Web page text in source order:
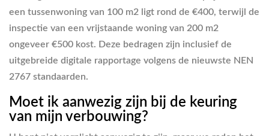
een tussenwoning van 100 m2 ligt rond de €400, terwijl de
inspectie van een vrijstaande woning van 200 m2
ongeveer €500 kost. Deze bedragen zijn inclusief de
uitgebreide digitale rapportage volgens de nieuwste NEN
2767 standaarden.
Moet ik aanwezig zijn bij de keuring
van mijn verbouwing?